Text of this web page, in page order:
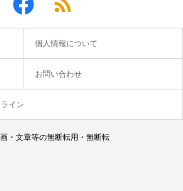
個人情報について
お問い合わせ
イン
・文章等の無断転用・無断転